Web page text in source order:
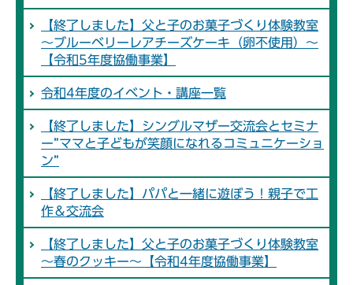
【終了しました】父と子のお菓子づくり体験教室
～ブルーベリーレアチーズケーキ（卵不使用）～
【令和5年度協働事業】
令和4年度のイベント・講座一覧
【終了しました】シングルマザー交流会とセミナ
ー”ママと子どもが笑顔になれるコミュニケーショ
ン”
【終了しました】パパと一緒に遊ぼう！親子で工
作＆交流会
【終了しました】父と子のお菓子づくり体験教室
～春のクッキー～【令和4年度協働事業】